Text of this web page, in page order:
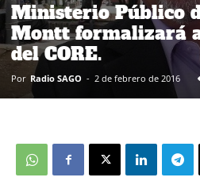
Ministerio Público
Montt formalizará
del CORE.
Por Radio SAGO - 2 de febrero de 2016